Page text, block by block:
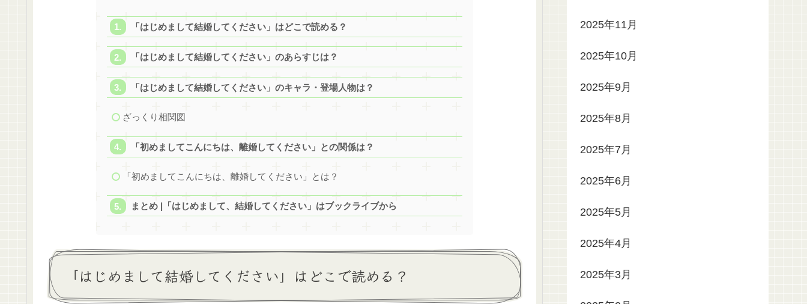
「はじめまして結婚してください」はどこで読める？
「はじめまして結婚してください」のあらすじは？
「はじめまして結婚してください」のキャラ・登場人物は？
ざっくり相関図
「初めましてこんにちは、離婚してください」との関係は？
「初めましてこんにちは、離婚してください」とは？
まとめ |「はじめまして、結婚してください」はブックライブから
「はじめまして結婚してください」はどこで読める？
2025年11月
2025年10月
2025年9月
2025年8月
2025年7月
2025年6月
2025年5月
2025年4月
2025年3月